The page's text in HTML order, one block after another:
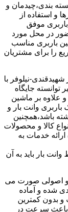
بندی،چیدمان و
و استفاده از
موفق
در محل مورد
باربری مناسب
را برای مشتریان
نیلوفر با
جایگاه
علاوه بر ماشین
وانت بار و
باشد،همچنین
کالا و محصولات
خدمات به
بار باید به آن
و اصولی صورت می
شده و آماده
بدون کمترین
باعث سرعت در